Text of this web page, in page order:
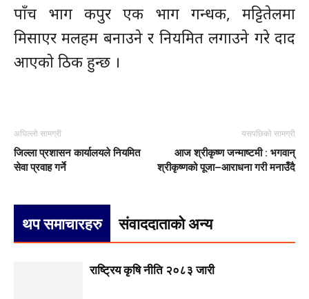
पाँच भाग कपुर एक भाग गन्धक, मट्टितेलमा
मिसाएर मलहम बनाउने र नियमित लगाउने गरे दाद
आएको ठिक हुन्छ ।
अघिल्लो सामग्री
जिल्ला प्रशासन कार्यालयले नियमित
सेवा प्रवाह गर्ने
यसपछिको सामग्री
आज श्रीकृष्ण जन्माष्टमी : भगवान्
श्रीकृष्णको पूजा–आराधना गरी मनाउँदै
थप समाचारहरु संवाददाताको अन्य
राष्ट्रिय कृषि नीति २०८३ जारी